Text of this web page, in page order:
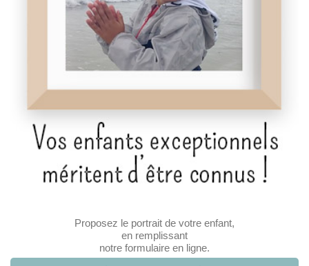
Proposez le portrait de votre enfant,
en remplissant
notre formulaire en ligne.